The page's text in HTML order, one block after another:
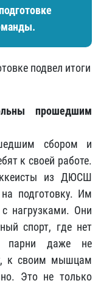
подвел итоги
прошедшим
сбором и
к своей работе.
из ДЮСШ
подготовку. Им
нагрузками. Они
спорт, где нет
парни даже не
к своим мышцам
Это не только